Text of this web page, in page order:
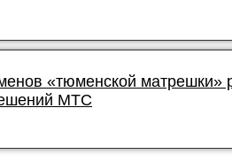
«тюменской матрешки»
МТС